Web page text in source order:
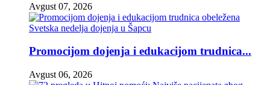
Avgust 07, 2026
Promocijom dojenja i edukacijom trudnica...
Avgust 06, 2026